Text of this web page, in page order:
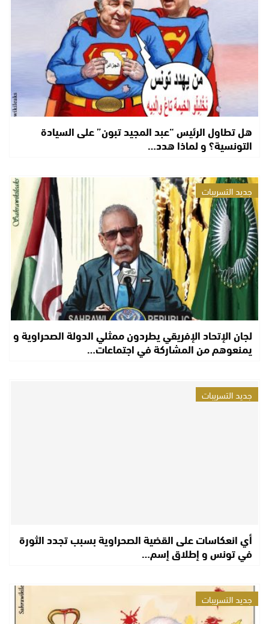
هل تطاول الرئيس “عبد المجيد تبون” على السيادة
التونسية؟ و لماذا هدد…
جديد التسريبات
لجان الإتحاد الإفريقي يطردون ممثلي الدولة الصحراوية و
يمنعوهم من المشاركة في اجتماعات…
جديد التسريبات
أي انعكاسات على القضية الصحراوية بسبب تجدد الثورة
في تونس و إطلاق إسم…
جديد التسريبات